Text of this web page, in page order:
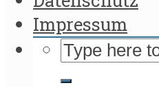
Impressum